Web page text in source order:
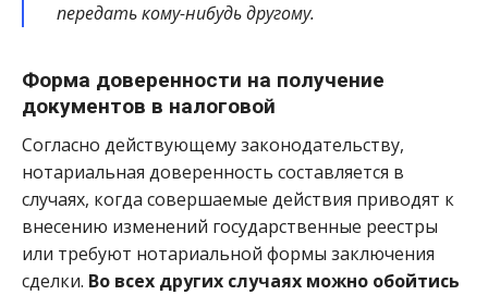
передать кому-нибудь другому.
Форма доверенности на получение
документов в налоговой
Согласно действующему законодательству,
нотариальная доверенность составляется в
случаях, когда совершаемые действия приводят к
внесению изменений государственные реестры
или требуют нотариальной формы заключения
сделки. Во всех других случаях можно обойтись